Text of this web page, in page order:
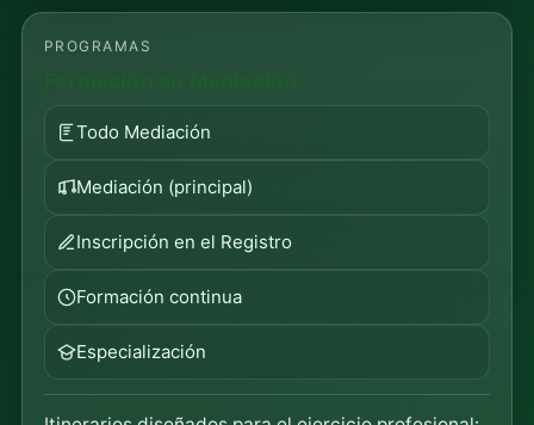
PROGRAMAS
Todo Mediación
Mediación (principal)
Inscripción en el Registro
Formación continua
Especialización